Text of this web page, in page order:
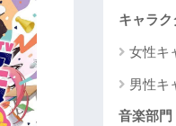
キャラク
女性キ
男性キ
音楽部門